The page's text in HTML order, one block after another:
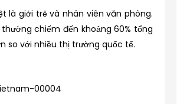
là giới trẻ và nhân viên văn phòng.
chiếm đến khoảng 60% tổng
so với nhiều thị trường quốc tế.